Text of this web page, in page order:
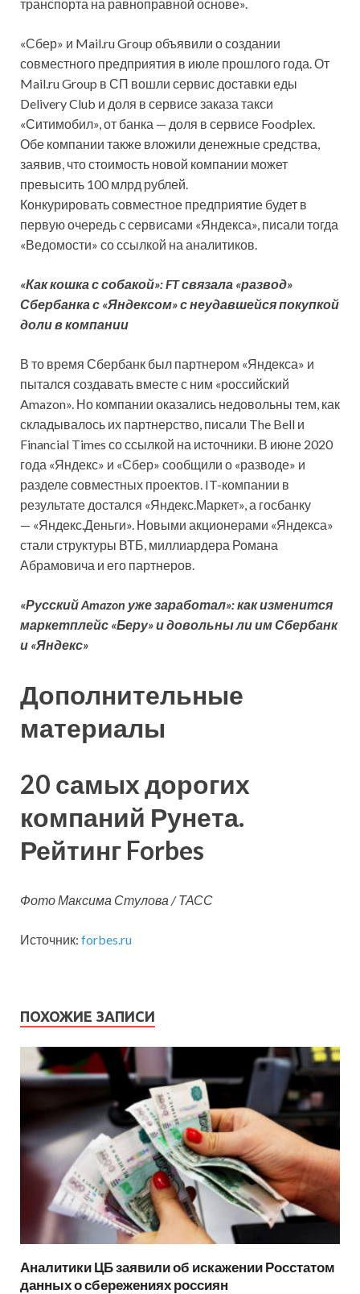
транспорта на равноправной основе».
«Сбер» и Mail.ru Group объявили о создании
совместного предприятия в июле прошлого года. От
Mail.ru Group в СП вошли сервис доставки еды
Delivery Club и доля в сервисе заказа такси
«Ситимобил», от банка — доля в сервисе Foodplex.
Обе компании также вложили денежные средства,
заявив, что стоимость новой компании может
превысить 100 млрд рублей.
Конкурировать совместное предприятие будет в
первую очередь с сервисами «Яндекса», писали тогда
«Ведомости» со ссылкой на аналитиков.
«Как кошка с собакой»: FT связала «развод»
Сбербанка с «Яндексом» с неудавшейся покупкой
доли в компании
В то время Сбербанк был партнером «Яндекса» и
пытался создавать вместе с ним «российский
Amazon». Но компании оказались недовольны тем, как
складывалось их партнерство, писали The Bell и
Financial Times со ссылкой на источники. В июне 2020
года «Яндекс» и «Сбер» сообщили о «разводе» и
разделе совместных проектов. IT-компании в
результате достался «Яндекс.Маркет», а госбанку
— «Яндекс.Деньги». Новыми акционерами «Яндекса»
стали структуры ВТБ, миллиардера Романа
Абрамовича и его партнеров.
«Русский Amazon уже заработал»: как изменится
маркетплейс «Беру» и довольны ли им Сбербанк
и «Яндекс»
Дополнительные
материалы
20 самых дорогих
компаний Рунета.
Рейтинг Forbes
Фото Максима Стулова / ТАСС
Источник: forbes.ru
ПОХОЖИЕ ЗАПИСИ
Аналитики ЦБ заявили об искажении Росстатом
данных о сбережениях россиян